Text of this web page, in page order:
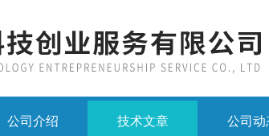
公司介绍 技术文章 公司动